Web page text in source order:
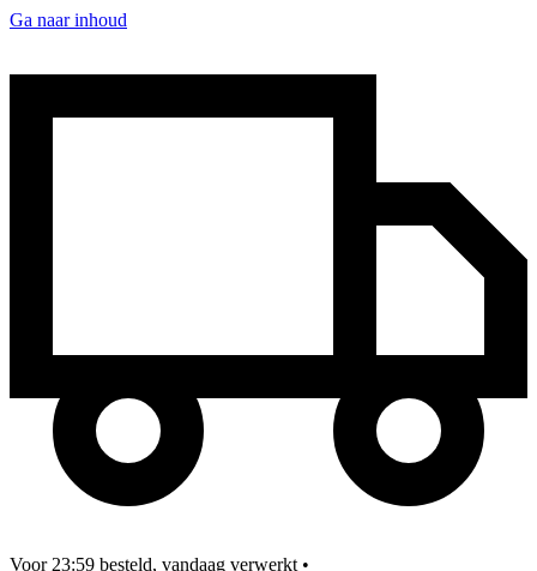
Ga naar inhoud
Voor 23:59 besteld, vandaag verwerkt •